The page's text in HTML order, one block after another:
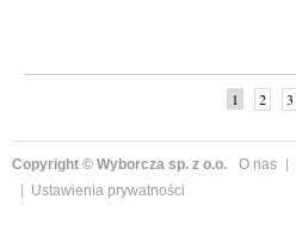
1 2 3
Copyright © Wyborcza sp. z o.o. O nas
Ustawienia prywatności